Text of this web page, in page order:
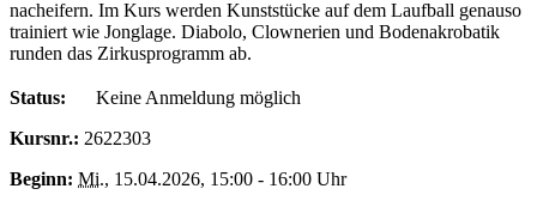
nacheifern. Im Kurs werden Kunststücke auf dem Laufball genauso
trainiert wie Jonglage. Diabolo, Clownerien und Bodenakrobatik
runden das Zirkusprogramm ab.
Status:
Keine Anmeldung möglich
Kursnr.: 2622303
Beginn: Mi., 15.04.2026, 15:00 - 16:00 Uhr